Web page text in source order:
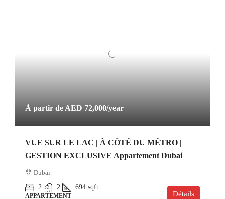
À partir de AED 72,000/year
VUE SUR LE LAC | À CÔTÉ DU MÉTRO |
GESTION EXCLUSIVE Appartement Dubai
Dubai
2
2 694 sqft
APPARTEMENT Détails